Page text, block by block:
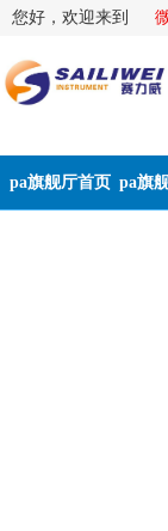
您好，欢迎来到
pa旗舰厅首页